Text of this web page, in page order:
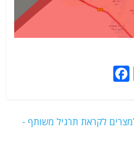
T
er
eלקראת תרגיל משותף -